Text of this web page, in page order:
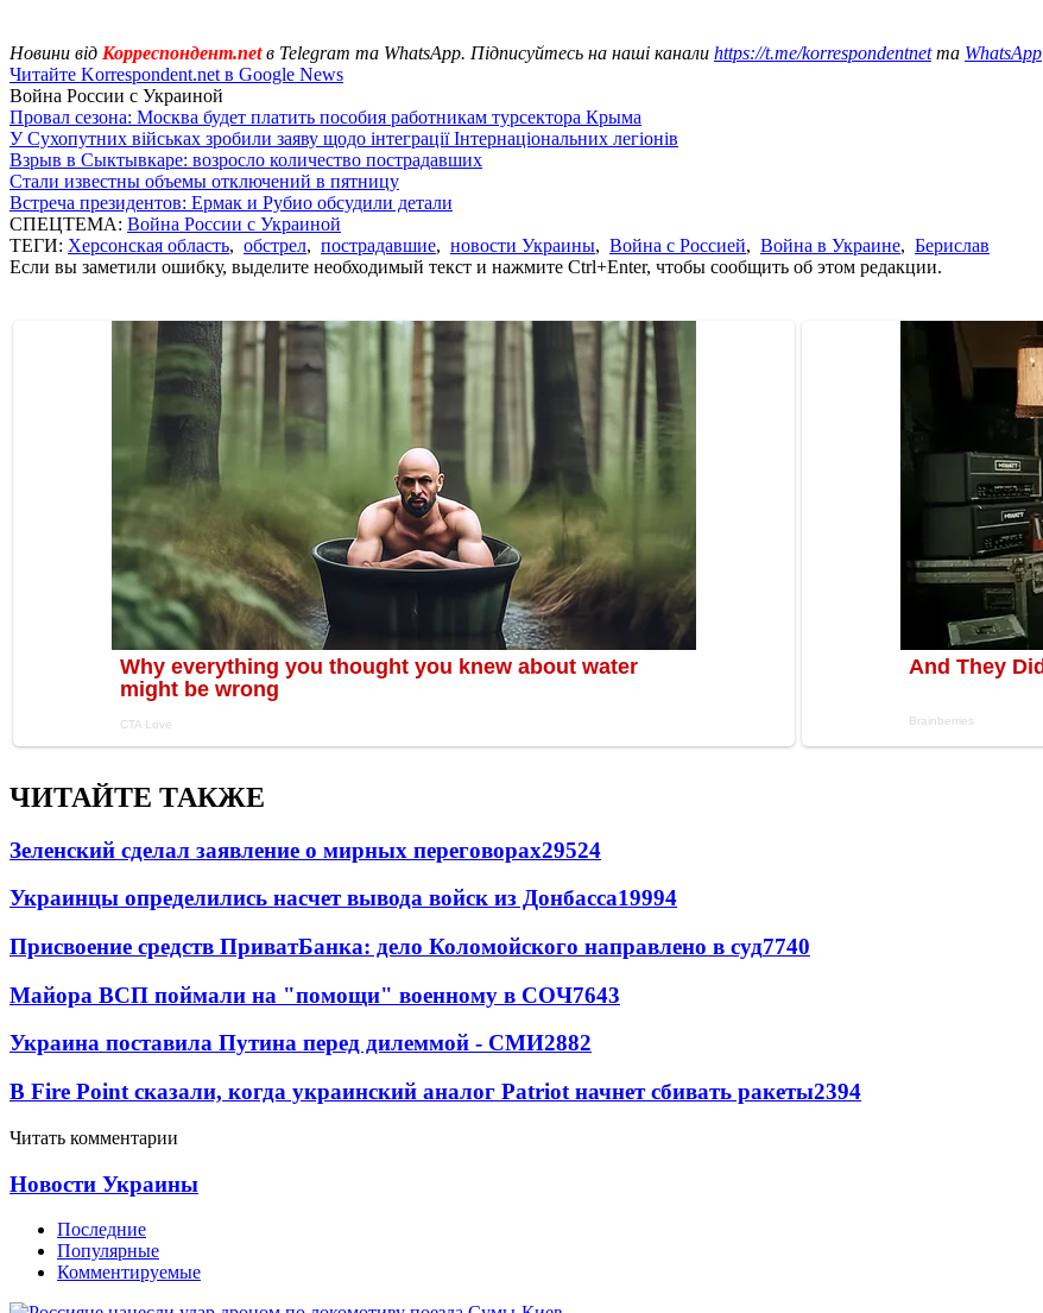
Новини від Корреспондент.netв Telegram та WhatsApp. Підписуйтесь на наші канали https://t.me/korrespondentnetта WhatsApp
Читайте Korrespondent.net в Google News
Война России с Украиной
Провал сезона: Москва будет платить пособия работникам турсектора Крыма
У Сухопутних військах зробили заяву щодо інтеграції Інтернаціональних легіонів
Взрыв в Сыктывкаре: возросло количество пострадавших
Стали известны объемы отключений в пятницу
Встреча президентов: Ермак и Рубио обсудили детали
СПЕЦТЕМА: Война России с Украиной
ТЕГИ: Херсонская область, обстрел, пострадавшие, новости Украины, Война с Россией, Война в Украине, Берислав
Если вы заметили ошибку, выделите необходимый текст и нажмите Ctrl+Enter, чтобы сообщить об этом редакции.
ЧИТАЙТЕ ТАКЖЕ
Зеленский сделал заявление о мирных переговорах29524
Украинцы определились насчет вывода войск из Донбасса19994
Присвоение средств ПриватБанка: дело Коломойского направлено в суд7740
Майора ВСП поймали на "помощи" военному в СОЧ7643
Украина поставила Путина перед дилеммой - СМИ2882
В Fire Point сказали, когда украинский аналог Patriot начнет сбивать ракеты2394
Читать комментарии
Новости Украины
Последние
Популярные
Комментируемые